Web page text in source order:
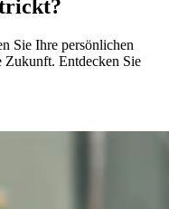
Sie Ihre persönlichen
Zukunft. Entdecken Sie